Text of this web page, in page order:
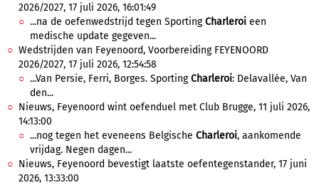
2026/2027, 17 juli 2026, 16:01:49
...na de oefenwedstrijd tegen SportingCharleroi een
medische update gegeven...
Wedstrijden van Feyenoord, Voorbereiding FEYENOORD
2026/2027, 17 juli 2026, 12:54:58
...Van Persie, Ferri, Borges. SportingCharleroi: Delavallée, Van
den...
Nieuws, Feyenoord wint oefenduel met Club Brugge, 11 juli 2026,
14:13:00
...nog tegen het eveneens Belgische Charleroi, aankomende
vrijdag. Negen dagen...
Nieuws, Feyenoord bevestigt laatste oefentegenstander, 17 juni
2026, 13:33:00